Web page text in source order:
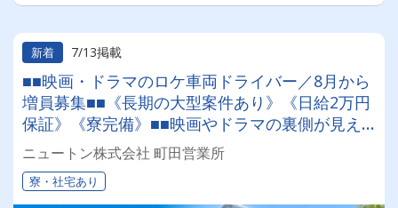
新着 7/13掲載
■■映画・ドラマのロケ車両ドライバー／8月から
増員募集■■《長期の大型案件あり》《日給2万円
保証》《寮完備》■■映画やドラマの裏側が見え
る⁉注目のレア求人■■
ニュートン株式会社 町田営業所
寮・社宅あり